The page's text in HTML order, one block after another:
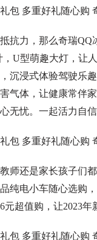
抗力，那么奇瑞
，U型萌趣大灯，让
沉浸式体验驾驶乐
气体，让健康常伴
无忧。一起活力自信
师还是家长孩子们
纯电小车随心选购
超值购，让2023年